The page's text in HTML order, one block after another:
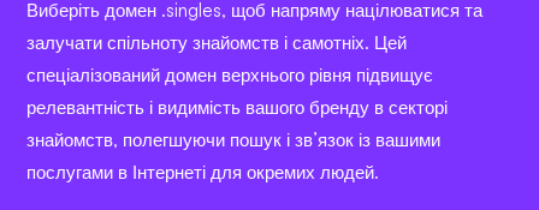
Виберіть домен .singles, щоб напряму націлюватися та
залучати спільноту знайомств і самотніх. Цей
спеціалізований домен верхнього рівня підвищує
релевантність і видимість вашого бренду в секторі
знайомств, полегшуючи пошук і зв’язок із вашими
послугами в Інтернеті для окремих людей.